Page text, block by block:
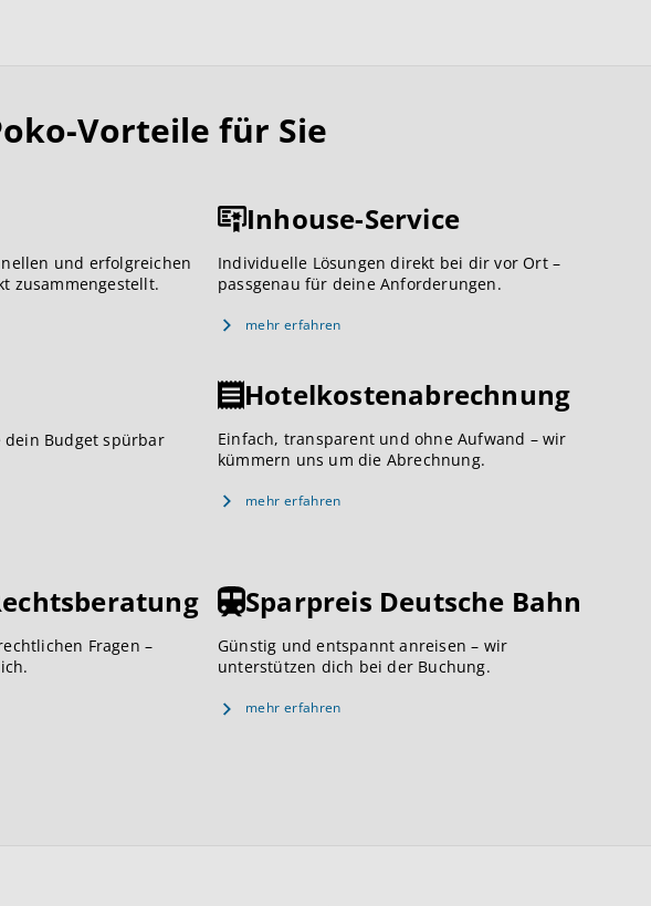
Vorteile für Sie
und erfolgreichen
zusammengestellt.
Inhouse-Service
Individuelle Lösungen direkt bei dir vor Ort –
passgenau für deine Anforderungen.
mehr erfahren
dein Budget spürbar
Hotelkostenabrechnung
Einfach, transparent und ohne Aufwand – wir
kümmern uns um die Abrechnung.
mehr erfahren
Fragen –
Sparpreis Deutsche Bahn
Günstig und entspannt anreisen – wir
unterstützen dich bei der Buchung.
mehr erfahren